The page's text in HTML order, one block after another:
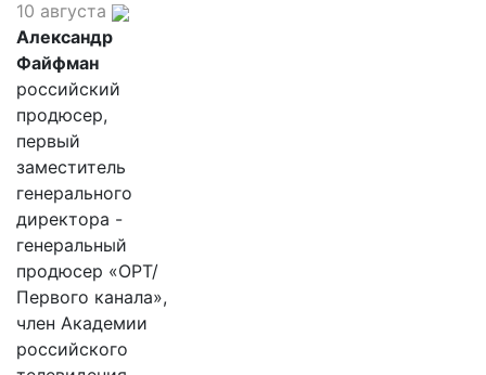
10 августа
Александр
Файфман
российский
продюсер,
первый
заместитель
генерального
директора -
генеральный
продюсер «ОРТ/
Первого канала»,
член Академии
российского